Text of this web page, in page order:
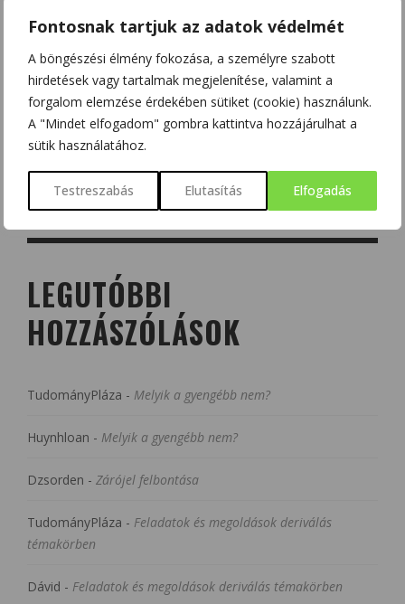
Fontosnak tartjuk az adatok védelmét
A böngészési élmény fokozása, a személyre szabott
hirdetések vagy tartalmak megjelenítése, valamint a
forgalom elemzése érdekében sütiket (cookie) használunk.
A "Mindet elfogadom" gombra kattintva hozzájárulhat a
sütik használatához.
Testreszabás Elutasítás Elfogadás
LEGUTÓBBI
HOZZÁSZÓLÁSOK
TudományPláza - Melyik a gyengébb nem?
Huynhloan - Melyik a gyengébb nem?
Dzsorden - Zárójel felbontása
TudományPláza - Feladatok és megoldások deriválás
témakörben
Dávid - Feladatok és megoldások deriválás témakörben